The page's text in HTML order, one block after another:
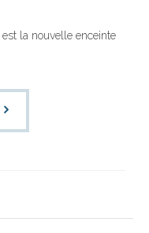
la nouvelle enceinte